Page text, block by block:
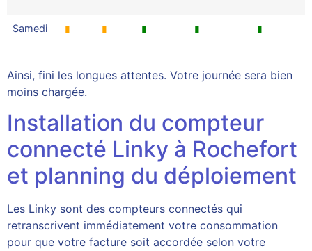
Samedi ▮ ▮ ▮ ▮ ▮
Ainsi, fini les longues attentes. Votre journée sera bien
moins chargée.
Installation du compteur
connecté Linky à Rochefort
et planning du déploiement
Les Linky sont des compteurs connectés qui
retranscrivent immédiatement votre consommation
pour que votre facture soit accordée selon votre